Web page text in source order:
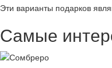
Эти варианты подарков
Самые